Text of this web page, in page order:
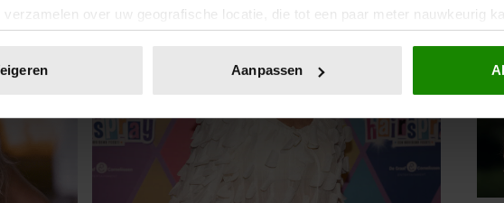
verzamelen over uw geografische locatie, die tot een paar meter nauwkeurig
identificeren door het actief te scannen op specifieke eigenschappen
moment wijzigen of intrekken in de Cookieverklaring.
om content en advertenties te personaliseren, om functies voor social
analyseren. Ook delen we informatie over uw gebruik van onze site met onze
en analyse. Deze partners kunnen deze gegevens combineren met andere
hebben verzameld op basis van uw gebruik van hun services. U gaat
Aanpassen